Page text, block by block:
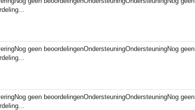
geen beoordelingenOndersteuningOndersteuningNog geen
geen beoordelingenOndersteuningOndersteuningNog geen